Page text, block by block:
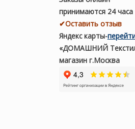
принимаются 24 часа
✔Оставить отзыв
Яндекс карты-
«ДОМАШНИЙ
магазин г.Москва